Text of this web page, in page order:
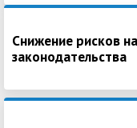
Снижение рисков
законодательства